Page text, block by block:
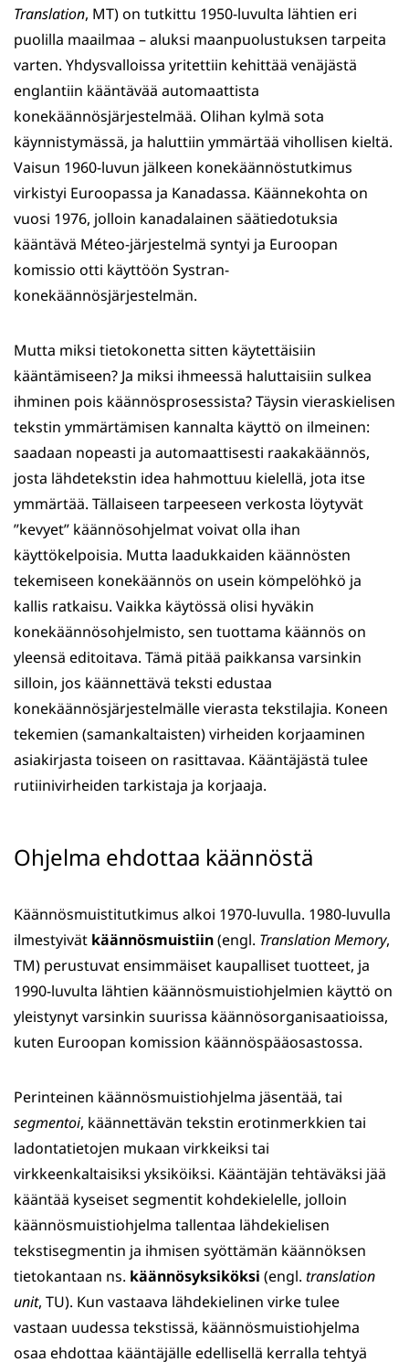
Translation, MT) on tutkittu 1950-luvulta lähtien eri
puolilla maailmaa – aluksi maanpuolustuksen tarpeita
varten. Yhdysvalloissa yritettiin kehittää venäjästä
englantiin kääntävää automaattista
konekäännösjärjestelmää. Olihan kylmä sota
käynnistymässä, ja haluttiin ymmärtää vihollisen kieltä.
Vaisun 1960-luvun jälkeen konekäännöstutkimus
virkistyi Euroopassa ja Kanadassa. Käännekohta on
vuosi 1976, jolloin kanadalainen säätiedotuksia
kääntävä Méteo-järjestelmä syntyi ja Euroopan
komissio otti käyttöön Systran-
konekäännösjärjestelmän.
Mutta miksi tietokonetta sitten käytettäisiin
kääntämiseen? Ja miksi ihmeessä haluttaisiin sulkea
ihminen pois käännösprosessista? Täysin vieraskielisen
tekstin ymmärtämisen kannalta käyttö on ilmeinen:
saadaan nopeasti ja automaattisesti raakakäännös,
josta lähdetekstin idea hahmottuu kielellä, jota itse
ymmärtää. Tällaiseen tarpeeseen verkosta löytyvät
”kevyet” käännösohjelmat voivat olla ihan
käyttökelpoisia. Mutta laadukkaiden käännösten
tekemiseen konekäännös on usein kömpelöhkö ja
kallis ratkaisu. Vaikka käytössä olisi hyväkin
konekäännösohjelmisto, sen tuottama käännös on
yleensä editoitava. Tämä pitää paikkansa varsinkin
silloin, jos käännettävä teksti edustaa
konekäännösjärjestelmälle vierasta tekstilajia. Koneen
tekemien (samankaltaisten) virheiden korjaaminen
asiakirjasta toiseen on rasittavaa. Kääntäjästä tulee
rutiinivirheiden tarkistaja ja korjaaja.
Ohjelma ehdottaa käännöstä
Käännösmuistitutkimus alkoi 1970-luvulla. 1980-luvulla
ilmestyivät käännösmuistiin(engl. Translation Memory,
TM) perustuvat ensimmäiset kaupalliset tuotteet, ja
1990-luvulta lähtien käännösmuistiohjelmien käyttö on
yleistynyt varsinkin suurissa käännösorganisaatioissa,
kuten Euroopan komission käännöspääosastossa.
Perinteinen käännösmuistiohjelma jäsentää, tai
segmentoi, käännettävän tekstin erotinmerkkien tai
ladontatietojen mukaan virkkeiksi tai
virkkeenkaltaisiksi yksiköiksi. Kääntäjän tehtäväksi jää
kääntää kyseiset segmentit kohdekielelle, jolloin
käännösmuistiohjelma tallentaa lähdekielisen
tekstisegmentin ja ihmisen syöttämän käännöksen
tietokantaan ns. käännösyksiköksi (engl. translation
unit, TU). Kun vastaava lähdekielinen virke tulee
vastaan uudessa tekstissä, käännösmuistiohjelma
osaa ehdottaa kääntäjälle edellisellä kerralla tehtyä